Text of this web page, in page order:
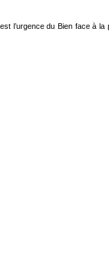
l’urgence du Bien face